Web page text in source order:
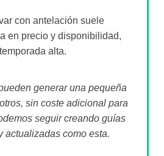
con antelación suele
en precio y disponibilidad,
alta.
generar una pequeña
sin coste adicional para
seguir creando guías
actualizadas como esta.